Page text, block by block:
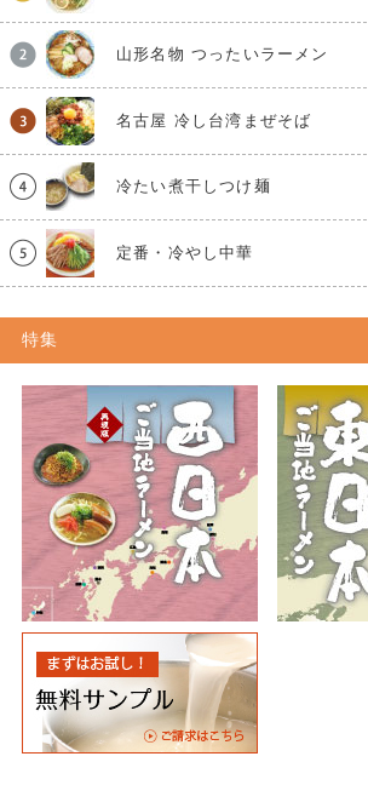
山形名物 つったいラーメン
名古屋 冷し台湾まぜそば
冷たい煮干しつけ麺
定番・冷やし中華
特集